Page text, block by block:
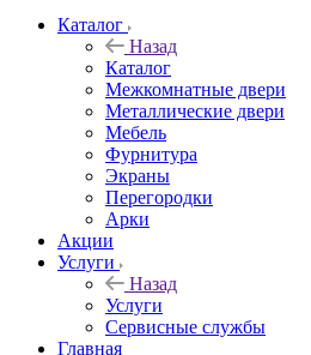
Каталог
Назад
Каталог
Межкомнатные двери
Металлические двери
Мебель
Фурнитура
Экраны
Перегородки
Арки
Акции
Услуги
Назад
Услуги
Сервисные службы
Главная